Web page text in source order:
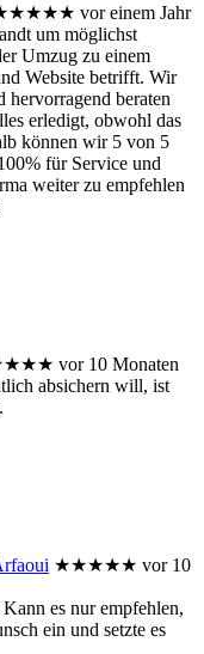
vor einem Jahr
um möglichst
Umzug zu einem
Website betrifft. Wir
hervorragend beraten
erledigt, obwohl das
können wir 5 von 5
für Service und
weiter zu empfehlen
vor 10 Monaten
absichern will, ist
★★★★★ vor 10
es nur empfehlen,
ein und setzte es